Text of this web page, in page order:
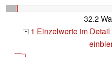
32.2
+ 1 Einzelwerte im Detail